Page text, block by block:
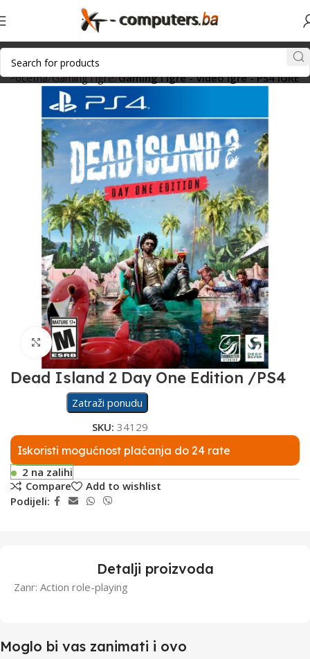
Početna Gaming i igre Gaming i igre - Video igre - PS4 IGRE
Click to enlarge
Dead Island 2 Day One Edition /PS4
Zatraži ponudu
SKU: 34129
Iskoristi mogućnost plaćanja do 24 rate
2 na zalihi
Compare
Add to wishlist
Podijeli:
Detalji proizvoda
Zanr: Action role-playing
Moglo bi vas zanimati i ovo